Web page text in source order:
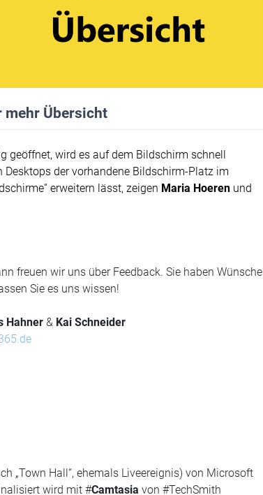
Übersicht
geöffnet, wird es auf dem Bildschirm schnell
der vorhandene Bildschirm-Platz im
erweitern lässt, zeigen Maria Hoeren und
freuen wir uns über Feedback. Sie haben Wünsche
Sie es uns wissen!
Hahner & Kai Schneider
„Town Hall“, ehemals Liveereignis) von Microsoft
wird mit #Camtasia von #TechSmith